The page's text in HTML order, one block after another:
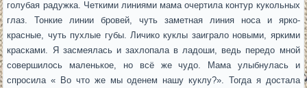
голубая радужка. Четкими линиями мама очертила контур кукольных
глаз. Тонкие линии бровей, чуть заметная линия носа и ярко-
красные, чуть пухлые губы. Личико куклы заиграло новыми, яркими
красками. Я засмеялась и захлопала в ладоши, ведь передо мной
совершилось маленькое, но всё же чудо. Мама улыбнулась и
спросила « Во что же мы оденем нашу куклу?». Тогда я достала